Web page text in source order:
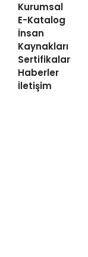
Kurumsal
E-Katalog
İnsan
Kaynakları
Sertifikalar
Haberler
İletişim